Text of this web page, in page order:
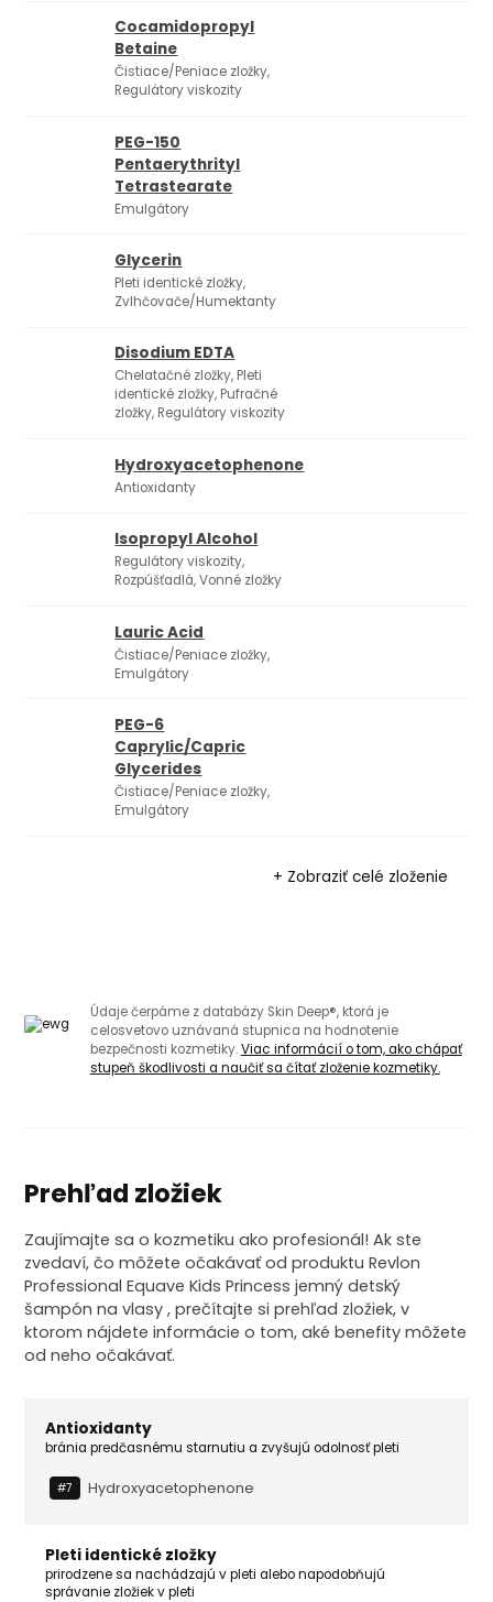
Cocamidopropyl
Betaine
Čistiace/Peniace zložky,
Regulátory viskozity
PEG-150
Pentaerythrityl
Tetrastearate
Emulgátory
Glycerin
Pleti identické zložky,
Zvlhčovače/Humektanty
Disodium EDTA
Chelatačné zložky, Pleti
identické zložky, Pufračné
zložky, Regulátory viskozity
Hydroxyacetophenone
Antioxidanty
Isopropyl Alcohol
Regulátory viskozity,
Rozpúšťadlá, Vonné zložky
Lauric Acid
Čistiace/Peniace zložky,
Emulgátory
PEG-6
Caprylic/Capric
Glycerides
Čistiace/Peniace zložky,
Emulgátory
+ Zobraziť celé zloženie
Údaje čerpáme z databázy Skin Deep®, ktorá je
celosvetovo uznávaná stupnica na hodnotenie
bezpečnosti kozmetiky.Viac informácií o tom, ako chápať
stupeň škodlivosti a naučiť sa čítať zloženie kozmetiky.
Prehľad zložiek
Zaujímajte sa o kozmetiku ako profesionál! Ak ste
zvedaví, čo môžete očakávať od produktu Revlon
Professional Equave Kids Princess jemný detský
šampón na vlasy , prečítajte si prehľad zložiek, v
ktorom nájdete informácie o tom, aké benefity môžete
od neho očakávať.
Antioxidanty
bránia predčasnému starnutiu a zvyšujú odolnosť pleti
#7 Hydroxyacetophenone
Pleti identické zložky
prirodzene sa nachádzajú v pleti alebo napodobňujú
správanie zložiek v pleti